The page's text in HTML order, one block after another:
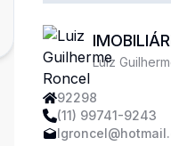
Itararé, São Vicente -
Luiz
92298
(11) 99741-9243